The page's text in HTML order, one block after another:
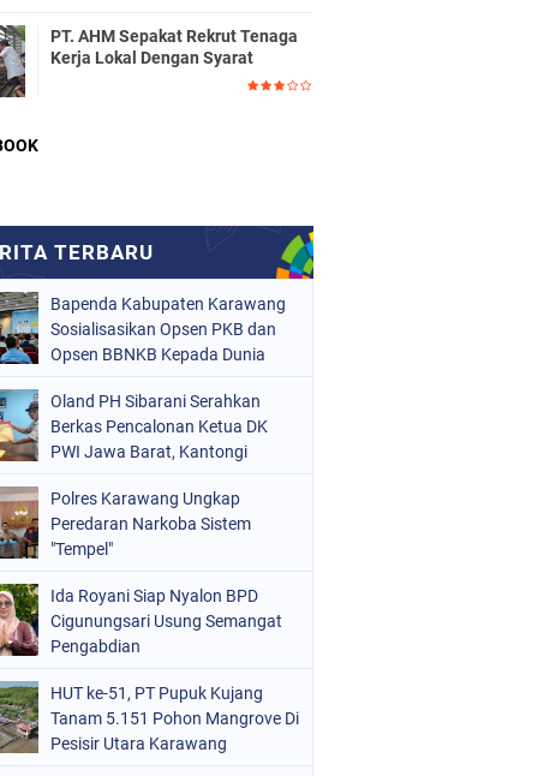
PT. AHM Sepakat Rekrut Tenaga
Kerja Lokal Dengan Syarat
Bapenda Kabupaten Karawang
Sosialisasikan Opsen PKB dan
Opsen BBNKB Kepada Dunia
Oland PH Sibarani Serahkan
Berkas Pencalonan Ketua DK
PWI Jawa Barat, Kantongi
Polres Karawang Ungkap
Peredaran Narkoba Sistem
"Tempel"
Ida Royani Siap Nyalon BPD
Cigunungsari Usung Semangat
Pengabdian
HUT ke-51, PT Pupuk Kujang
Tanam 5.151 Pohon Mangrove Di
Pesisir Utara Karawang